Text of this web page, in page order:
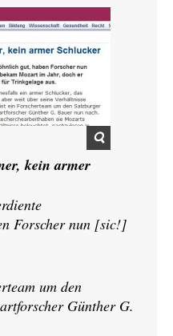
kein armer
Forscher nun [sic!]
um den
Günther G.